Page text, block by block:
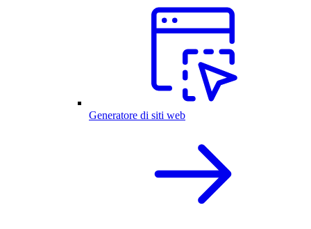
Generatore di siti web